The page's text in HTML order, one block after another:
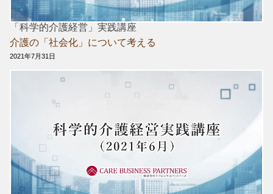
「科学的介護経営」実践講座
介護の「社会化」について考える
2021年7月31日